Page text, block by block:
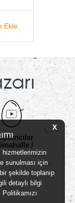
X
hizmetlerimizin
sunulması için
şekilde toplanıp
detaylı bilgi
Ekle
/